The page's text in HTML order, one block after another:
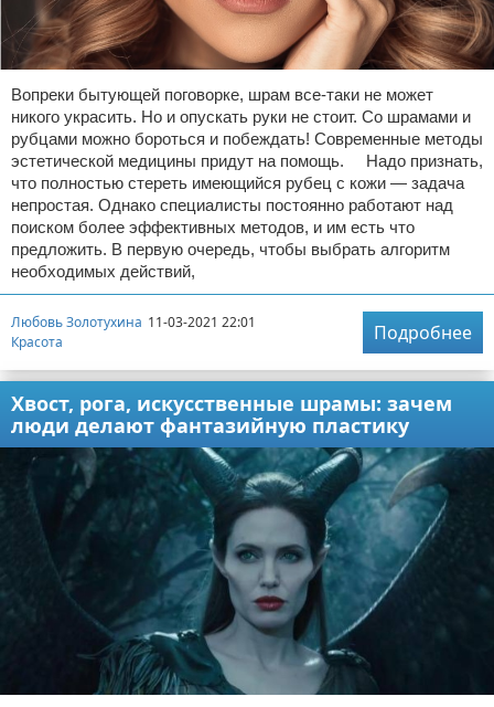
Вопреки бытующей поговорке, шрам все-таки не может
никого украсить. Но и опускать руки не стоит. Со шрамами и
рубцами можно бороться и побеждать! Современные методы
эстетической медицины придут на помощь. Надо признать,
что полностью стереть имеющийся рубец с кожи — задача
непростая. Однако специалисты постоянно работают над
поиском более эффективных методов, и им есть что
предложить. В первую очередь, чтобы выбрать алгоритм
необходимых действий,
Любовь Золотухина 11-03-2021 22:01
Красота
Подробнее
Хвост, рога, искусственные шрамы: зачем
люди делают фантазийную пластику